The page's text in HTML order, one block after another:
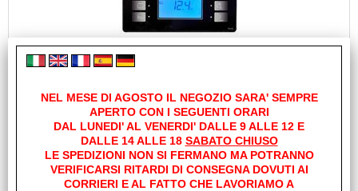
Cod. art.:
C.B.E.
Unità di misura:
NEL MESE DI AGOSTO IL NEGOZIO SARA' SEMPRE
APERTO CON I SEGUENTI ORARI
DAL LUNEDI' AL VENERDI' DALLE 9 ALLE 12 E
DALLE 14 ALLE 18 SABATO CHIUSO
LE SPEDIZIONI NON SI FERMANO MA POTRANNO
VERIFICARSI RITARDI DI CONSEGNA DOVUTI AI
CORRIERI E AL FATTO CHE LAVORIAMO A